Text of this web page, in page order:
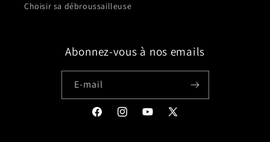
Choisir sa débroussailleuse
Abonnez-vous à nos emails
E-mail
FacebookInstagramYouTube
X